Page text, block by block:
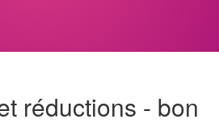
réductions - bon